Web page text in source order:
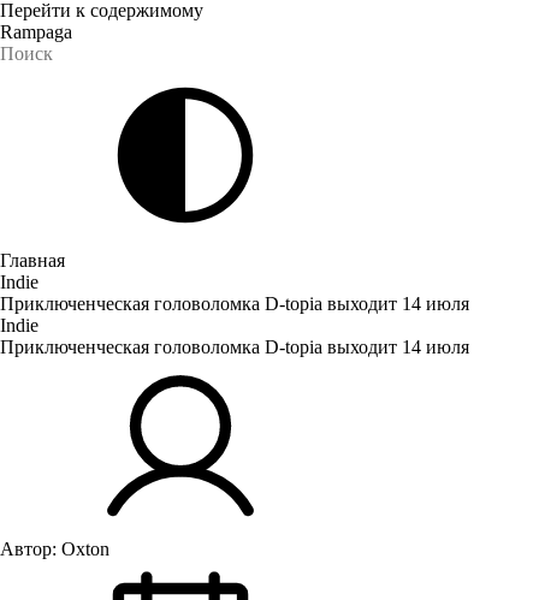
Перейти к содержимому
Rampaga
Главная
Indie
Приключенческая головоломка D-topia выходит 14 июля
Indie
Приключенческая головоломка D-topia выходит 14 июля
Автор: Oxton